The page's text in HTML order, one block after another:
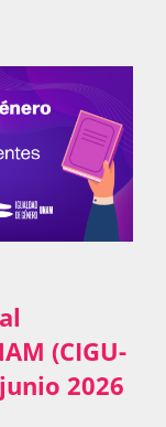
(CIGU-
2026